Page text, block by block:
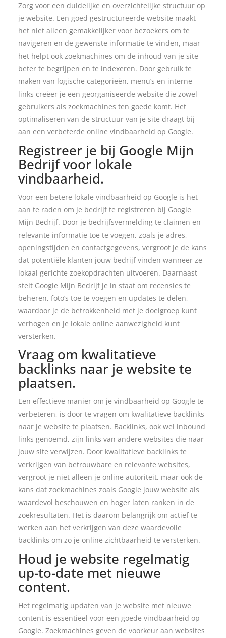
Zorg voor een duidelijke en overzichtelijke structuur op
je website. Een goed gestructureerde website maakt
het niet alleen gemakkelijker voor bezoekers om te
navigeren en de gewenste informatie te vinden, maar
het helpt ook zoekmachines om de inhoud van je site
beter te begrijpen en te indexeren. Door gebruik te
maken van logische categorieën, menu’s en interne
links creëer je een georganiseerde website die zowel
gebruikers als zoekmachines ten goede komt. Het
optimaliseren van de structuur van je site draagt bij
aan een verbeterde online vindbaarheid op Google.
Registreer je bij Google Mijn
Bedrijf voor lokale
vindbaarheid.
Voor een betere lokale vindbaarheid op Google is het
aan te raden om je bedrijf te registreren bij Google
Mijn Bedrijf. Door je bedrijfsvermelding te claimen en
relevante informatie toe te voegen, zoals je adres,
openingstijden en contactgegevens, vergroot je de kans
dat potentiële klanten jouw bedrijf vinden wanneer ze
lokaal gerichte zoekopdrachten uitvoeren. Daarnaast
stelt Google Mijn Bedrijf je in staat om recensies te
beheren, foto’s toe te voegen en updates te delen,
waardoor je de betrokkenheid met je doelgroep kunt
verhogen en je lokale online aanwezigheid kunt
versterken.
Vraag om kwalitatieve
backlinks naar je website te
plaatsen.
Een effectieve manier om je vindbaarheid op Google te
verbeteren, is door te vragen om kwalitatieve backlinks
naar je website te plaatsen. Backlinks, ook wel inbound
links genoemd, zijn links van andere websites die naar
jouw site verwijzen. Door kwalitatieve backlinks te
verkrijgen van betrouwbare en relevante websites,
vergroot je niet alleen je online autoriteit, maar ook de
kans dat zoekmachines zoals Google jouw website als
waardevol beschouwen en hoger laten ranken in de
zoekresultaten. Het is daarom belangrijk om actief te
werken aan het verkrijgen van deze waardevolle
backlinks om zo je online zichtbaarheid te versterken.
Houd je website regelmatig
up-to-date met nieuwe
content.
Het regelmatig updaten van je website met nieuwe
content is essentieel voor een goede vindbaarheid op
Google. Zoekmachines geven de voorkeur aan websites